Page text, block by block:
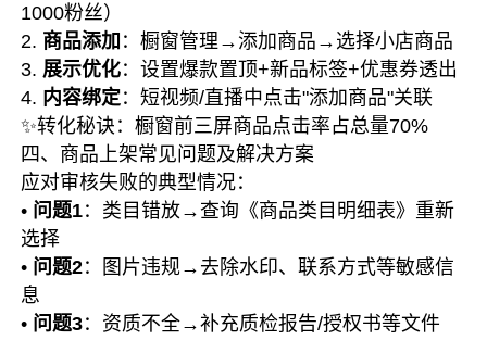
1000粉丝）
2. 商品添加 ：橱窗管理→添加商品→选择小店商品
3. 展示优化：设置爆款置顶+新品标签+优惠券透出
4. 内容绑定：短视频/直播中点击"添加商品"关联
✨转化秘诀：橱窗前三屏商品点击率占总量70%
四、商品上架常见问题及解决方案
应对审核失败的典型情况：
• 问题1：类目错放→查询《商品类目明细表》重新
选择
• 问题2：图片违规→去除水印、联系方式等敏感信
息
• 问题3：资质不全→补充质检报告/授权书等文件